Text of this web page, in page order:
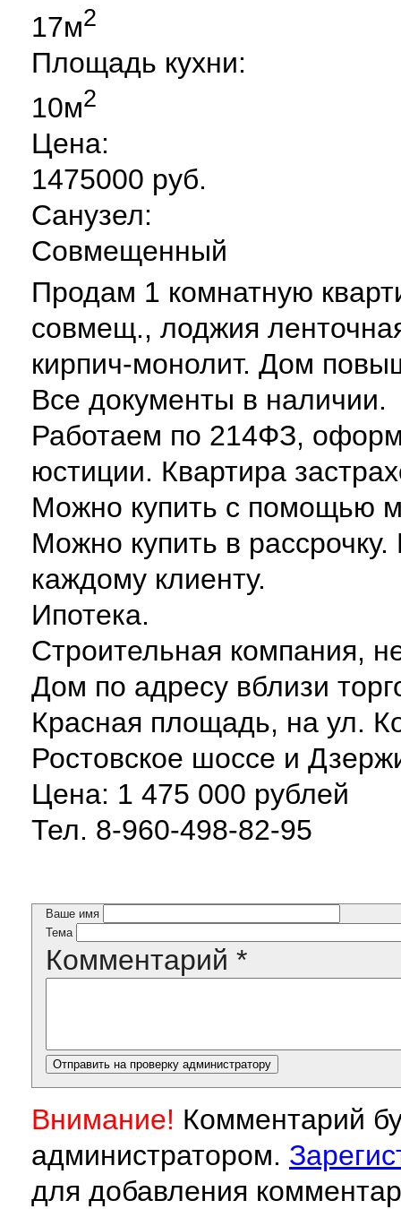
17м2
Площадь кухни:
10м2
Цена:
1475000 руб.
Санузел:
Совмещенный
Продам 1 комнатную
совмещ., лоджия
кирпич-монолит. Дом
Все документы в наличии.
Работаем по 214ФЗ,
юстиции. Квартира
Можно купить с помощью
Можно купить в
каждому клиенту.
Ипотека.
Строительная компания,
Дом по адресу вблизи
Красная площадь, на ул.
Ростовское шоссе и
Цена: 1 475 000 рублей
Тел. 8-960-498-82-95
Ваше имя
Тема
Комментарий *
Внимание! Комментарий
администратором.
для добавления